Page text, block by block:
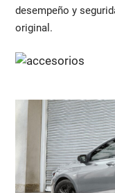
desempeño y
original.